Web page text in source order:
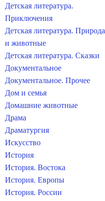
Детская литература.
Приключения
Детская литература. Природа
и животные
Детская литература. Сказки
Документальное
Документальное. Прочее
Дом и семья
Домашние животные
Драма
Драматургия
Искусство
История
История. Востока
История. Европы
История. России